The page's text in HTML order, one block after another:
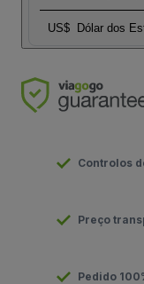
US$ Dólar dos
Controlos
Preço
Pedido